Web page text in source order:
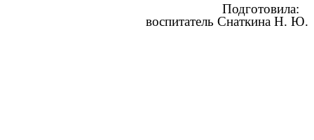
Подготовила:
воспитатель Снаткина Н. Ю.